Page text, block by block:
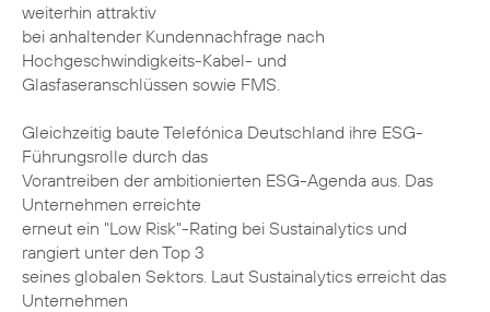
weiterhin attraktiv
bei anhaltender Kundennachfrage nach
Hochgeschwindigkeits-Kabel- und
Glasfaseranschlüssen sowie FMS.
Gleichzeitig baute Telefónica Deutschland ihre ESG-
Führungsrolle durch das
Vorantreiben der ambitionierten ESG-Agenda aus. Das
Unternehmen erreichte
erneut ein "Low Risk"-Rating bei Sustainalytics und
rangiert unter den Top 3
seines globalen Sektors. Laut Sustainalytics erreicht das
Unternehmen